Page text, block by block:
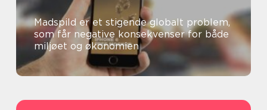
Madspild er et stigende globalt problem,
som får negative konsekvenser for både
miljøet og økonomien